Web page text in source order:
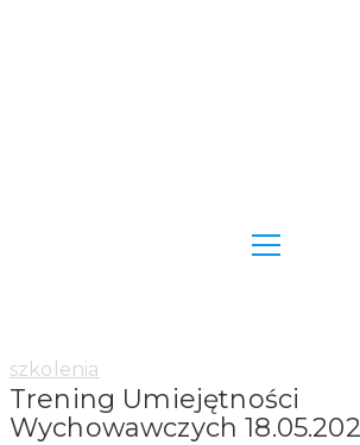
Category:
szkolenia
Trening Umiejętności
Wychowawczych